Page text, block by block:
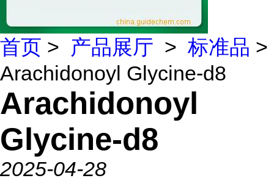
首页 > 产品展厅 > 标准品 >
Arachidonoyl Glycine-d8
Arachidonoyl
Glycine-d8
2025-04-28